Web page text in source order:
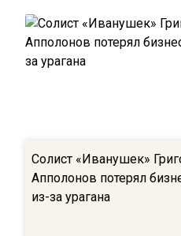
Солист «Иванушек»
Апполонов потерял
из-за урагана